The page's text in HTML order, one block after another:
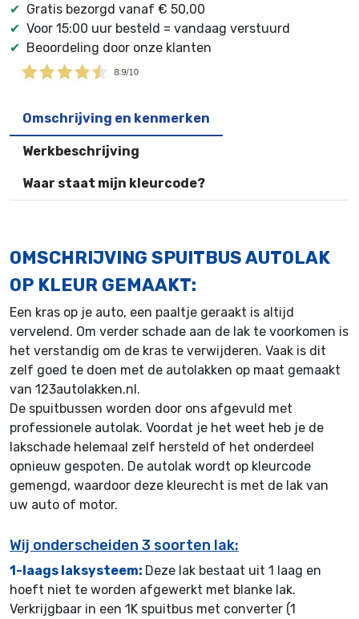
✔ Gratis bezorgd vanaf € 50,00
✔ Voor 15:00 uur besteld = vandaag verstuurd
✔ Beoordeling door onze klanten
Omschrijving en kenmerken
Werkbeschrijving
Waar staat mijn kleurcode?
OMSCHRIJVING SPUITBUS AUTOLAK
OP KLEUR GEMAAKT:
Een kras op je auto, een paaltje geraakt is altijd
vervelend. Om verder schade aan de lak te voorkomen is
het verstandig om de kras te verwijderen. Vaak is dit
zelf goed te doen met de autolakken op maat gemaakt
van 123autolakken.nl.
De spuitbussen worden door ons afgevuld met
professionele autolak. Voordat je het weet heb je de
lakschade helemaal zelf hersteld of het onderdeel
opnieuw gespoten. De autolak wordt op kleurcode
gemengd, waardoor deze kleurecht is met de lak van
uw auto of motor.
Wij onderscheiden 3 soorten lak:
1-laags laksysteem: Deze lak bestaat uit 1 laag en
hoeft niet te worden afgewerkt met blanke lak.
Verkrijgbaar in een 1K spuitbus met converter (1